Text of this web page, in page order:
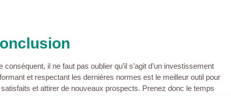
il ne faut pas oublier qu’il s’agit d’un investissement
et respectant les dernières normes est le meilleur outil pour
et attirer de nouveaux prospects. Prenez donc le temps